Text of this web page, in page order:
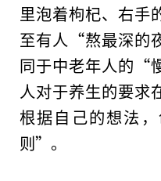
里泡着枸杞、右手
至有人“熬最深的
同于中老年人的“
人对于养生的要
根据自己的想法
则”。